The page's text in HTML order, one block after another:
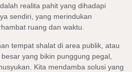
realita pahit yang dihadapi
sendiri, yang merindukan
ruang dan waktu.
tempat shalat di area publik, atau
yang bikin punggung pegal,
Kita mendamba solusi yang